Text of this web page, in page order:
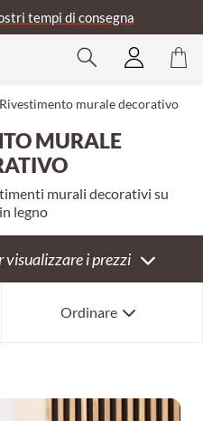
tempi di consegna
Rivestimento murale decorativo
MURALE
murali decorativi su
legno
visualizzare i prezzi
Ordinare
Bestseller
Per prezzo decrescente